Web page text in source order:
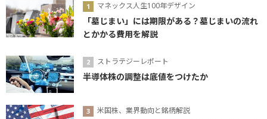
マネックス人生100年デザイン
「墓じまい」には期限がある？墓じまいの流れ
とかかる費用を解説
ストラテジーレポート
半導体株の調整は底値をつけたか
米国株、業界動向と銘柄解説